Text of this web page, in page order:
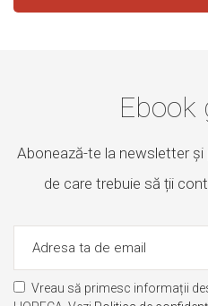
Ebook
Abonează-te la newsletter
de care trebuie să ții
Vreau să primesc informații